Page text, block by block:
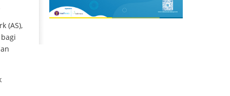
(AS),